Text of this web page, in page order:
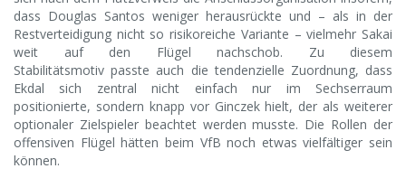
dass Douglas Santos weniger herausrückte und – als in der
Restverteidigung nicht so risikoreiche Variante – vielmehr Sakai
weit auf den Flügel nachschob. Zu diesem
Stabilitätsmotiv passte auch die tendenzielle Zuordnung, dass
Ekdal sich zentral nicht einfach nur im Sechserraum
positionierte, sondern knapp vor Ginczek hielt, der als weiterer
optionaler Zielspieler beachtet werden musste. Die Rollen der
offensiven Flügel hätten beim VfB noch etwas vielfältiger sein
können.